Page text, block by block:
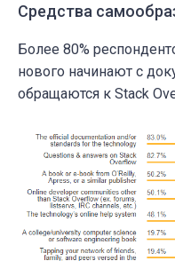
Средства
Более 80%
нового начинают с
обращаются к Stack